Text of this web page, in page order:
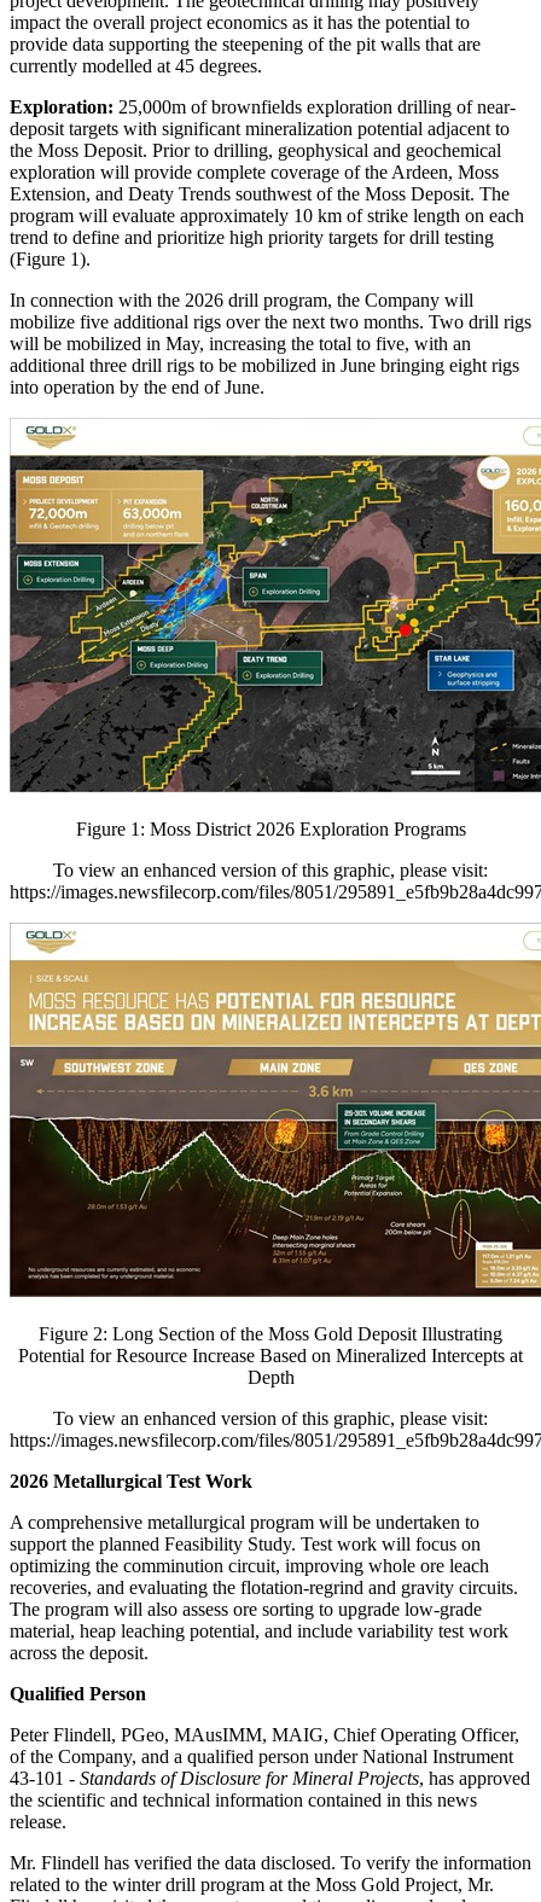
impact the overall project economics as it has the potential to
provide data supporting the steepening of the pit walls that are
currently modelled at 45 degrees.
Exploration: 25,000m of brownfields exploration drilling of near-
deposit targets with significant mineralization potential adjacent to
the Moss Deposit. Prior to drilling, geophysical and geochemical
exploration will provide complete coverage of the Ardeen, Moss
Extension, and Deaty Trends southwest of the Moss Deposit. The
program will evaluate approximately 10 km of strike length on each
trend to define and prioritize high priority targets for drill testing
(Figure 1).
In connection with the 2026 drill program, the Company will
mobilize five additional rigs over the next two months. Two drill rigs
will be mobilized in May, increasing the total to five, with an
additional three drill rigs to be mobilized in June bringing eight rigs
into operation by the end of June.
Figure 1: Moss District 2026 Exploration Programs
To view an enhanced version of this graphic, please visit:
https://images.newsfilecorp.com/files/8051/
Figure 2: Long Section of the Moss Gold Deposit Illustrating
Potential for Resource Increase Based on Mineralized Intercepts at
Depth
To view an enhanced version of this graphic, please visit:
https://images.newsfilecorp.com/files/8051/
2026 Metallurgical Test Work
A comprehensive metallurgical program will be undertaken to
support the planned Feasibility Study. Test work will focus on
optimizing the comminution circuit, improving whole ore leach
recoveries, and evaluating the flotation-regrind and gravity circuits.
The program will also assess ore sorting to upgrade low-grade
material, heap leaching potential, and include variability test work
across the deposit.
Qualified Person
Peter Flindell, PGeo, MAusIMM, MAIG, Chief Operating Officer,
of the Company, and a qualified person under National Instrument
43-101 - Standards of Disclosure for Mineral Projects, has approved
the scientific and technical information contained in this news
release.
Mr. Flindell has verified the data disclosed. To verify the information
related to the winter drill program at the Moss Gold Project, Mr.